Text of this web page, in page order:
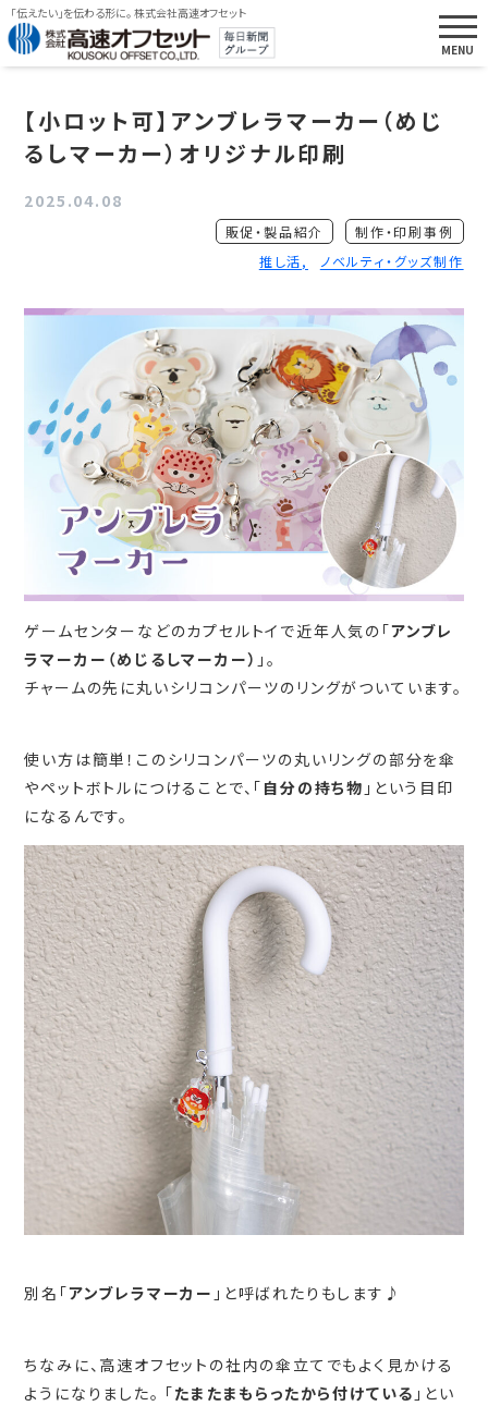
「伝えたい」を伝わる形に。 株式会社高速オフセット
【小ロット可】アンブレラマーカー（めじ
るしマーカー）オリジナル印刷
2025.04.08
販促・製品紹介
制作・印刷事例
推し活
ノベルティ・グッズ制作
ゲームセンターなどのカプセルトイで近年人気の「アンブレ
ラマーカー（めじるしマーカー） 」。
チャームの先に丸いシリコンパーツのリングがついています。
使い方は簡単！このシリコンパーツの丸いリングの部分を傘
やペットボトルにつけることで、「 自分の持ち物 」という目印
になるんです。
別名「アンブレラマーカー 」と呼ばれたりもします♪
ちなみに、高速オフセットの社内の傘立てでもよく見かける
ようになりました。 「たまたまもらったから付けている 」とい